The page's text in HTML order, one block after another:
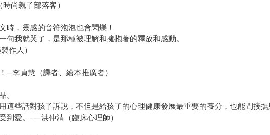
尚親子部落客）
時，靈感的音符泡泡也會閃爍！
我就哭了，是那種被理解和擁抱著的釋放和感動。
作人）
─李貞慧（譯者、繪本推廣者）
。
些話對孩子訴說，不但是給孩子的心理健康發展最重要的養分，也能間接
到愛。──洪仲清（臨床心理師）